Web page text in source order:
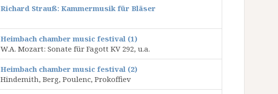
Richard Strauß: Kammermusik für Bläser
Heimbach chamber music festival (1)
W.A. Mozart: Sonate für Fagott KV 292, u.a.
Heimbach chamber music festival (2)
Hindemith, Berg, Poulenc, Prokoffiev